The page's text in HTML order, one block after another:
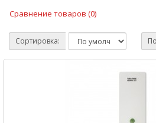
Сравнение товаров (0)
Сортировка: